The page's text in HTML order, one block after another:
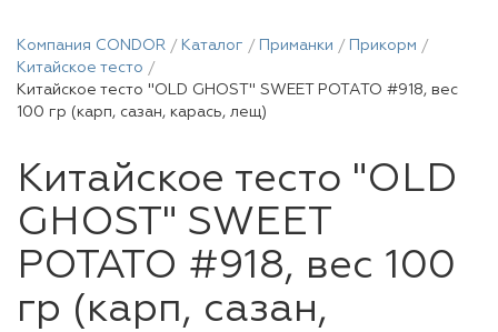
Компания CONDOR Каталог Приманки
Прикорм
Китайское тесто
Китайское тесто "OLD GHOST" SWEET POTATO #918, вес
100 гр (карп, сазан, карась, лещ)
Китайское тесто "OLD
GHOST" SWEET
POTATO #918, вес 100
гр (карп, сазан,